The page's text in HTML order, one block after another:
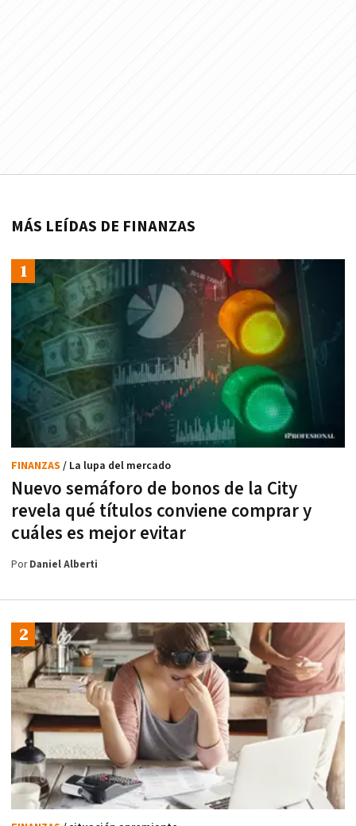
MÁS LEÍDAS DE FINANZAS
Nuevo semáforo de bonos de la City
revela qué títulos conviene comprar y
cuáles es mejor evitar
FINANZAS / La lupa del mercado
PorDaniel Alberti